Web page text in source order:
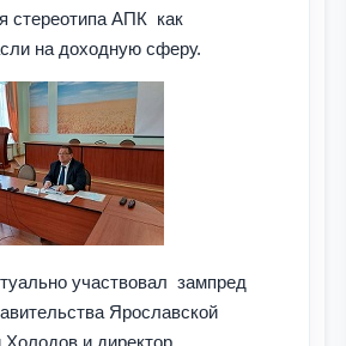
стереотипа АПК как
на доходную сферу.
участвовал зампред
Ярославской
и директор